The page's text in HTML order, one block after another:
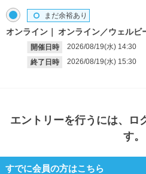
オンライン オンライン／ウェルビ
開催日時 2026/08/19(水) 14:30
終了日時
2026/08/19(水) 15:30
まだ余裕あり
エントリーを行うには、ロ
す。
すでに会員の方はこちら